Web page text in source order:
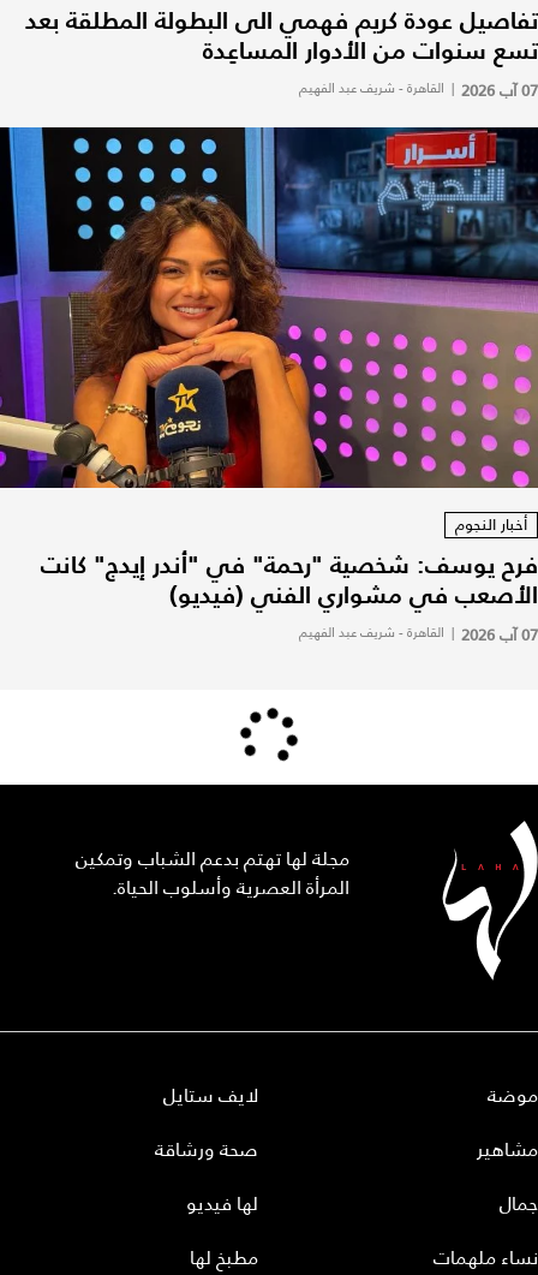
تفاصيل عودة كريم فهمي الى البطولة المطلقة بعد
تسع سنوات من الأدوار المساعِدة
07 آب 2026 | القاهرة - شريف عبد الفهيم
أخبار النجوم
فرح يوسف: شخصية "رحمة" في "أندر إيدج" كانت
الأصعب في مشواري الفني (فيديو)
07 آب 2026 | القاهرة - شريف عبد الفهيم
مجلة لها تهتم بدعم الشباب وتمكين
المرأة العصرية وأسلوب الحياة.
موضة
مشاهير
جمال
نساء ملهمات
لايف ستايل
صحة ورشاقة
لها فيديو
مطبخ لها